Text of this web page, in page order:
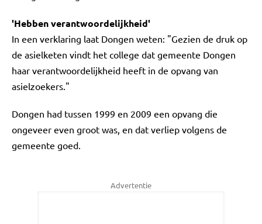
'Hebben verantwoordelijkheid'
In een verklaring laat Dongen weten: "Gezien de druk op
de asielketen vindt het college dat gemeente Dongen
haar verantwoordelijkheid heeft in de opvang van
asielzoekers."
Dongen had tussen 1999 en 2009 een opvang die
ongeveer even groot was, en dat verliep volgens de
gemeente goed.
Advertentie